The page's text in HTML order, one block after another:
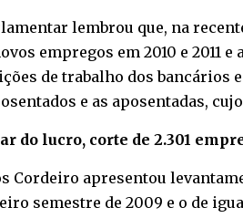
lembrou que, na
empregos em 2010 e 2011
de trabalho dos bancários
e as aposentadas,
do lucro, corte de 2.301
Cordeiro apresentou
semestre de 2009 e o de